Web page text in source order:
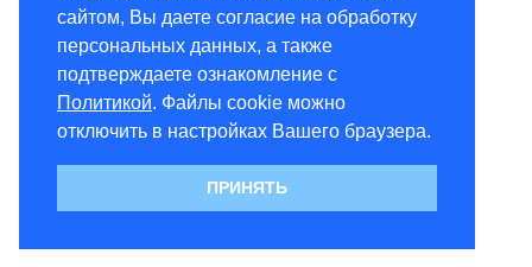
сайтом, Вы даете согласие на обработку
персональных данных, а также
подтверждаете ознакомление с
Политикой. Файлы cookie можно
отключить в настройках Вашего браузера.
ПРИНЯТЬ